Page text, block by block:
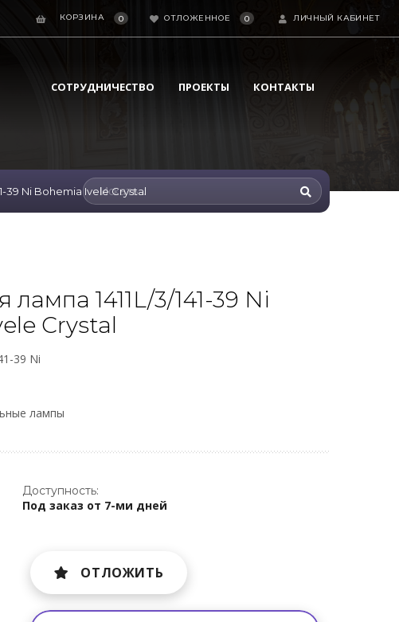
КОРЗИНА 0 ОТЛОЖЕННОЕ 0 ЛИЧНЫЙ КАБИНЕТ
СОТРУДНИЧЕСТВО ПРОЕКТЫ КОНТАКТЫ
39 Ni Bohemia Ivele Crystal
лампа 1411L/3/141-39 Ni
Crystal
39 Ni
лампы
Доступность:
Под заказ от 7-ми дней
ОТЛОЖИТЬ